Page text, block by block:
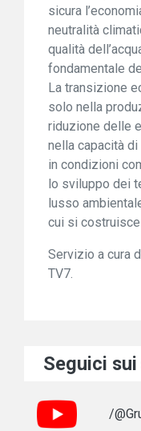
sicura
neutralità
qualità
fondamentale
La transizione
solo nella
riduzione delle
nella capacità
in condizioni
lo sviluppo dei
lusso
cui si
Servizio a cura
TV7.
Seguici sui
/